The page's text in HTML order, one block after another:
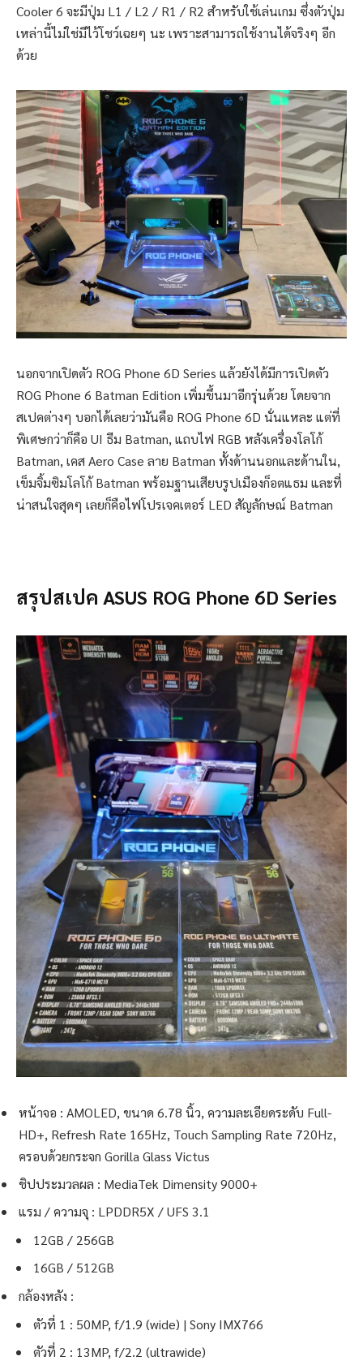
Cooler 6 จะมีปุ่ม L1 / L2 / R1 / R2 สำหรับใช้เล่นเกม ซึ่งตัวปุ่ม
เหล่านี้ไม่ใช่มีไว้โชว์เฉยๆ นะ เพราะสามารถใช้งานได้จริงๆ อีก
ด้วย
นอกจากเปิดตัว ROG Phone 6D Series แล้วยังได้มีการเปิดตัว
ROG Phone 6 Batman Edition เพิ่มขึ้นมาอีกรุ่นด้วย โดยจาก
สเปคต่างๆ บอกได้เลยว่ามันคือ ROG Phone 6D นั่นแหละ แต่ที่
พิเศษกว่าก็คือ UI ธีม Batman, แถบไฟ RGB หลังเครื่องโลโก้
Batman, เคส Aero Case ลาย Batman ทั้งด้านนอกและด้านใน,
เข็มจิ้มซิมโลโก้ Batman พร้อมฐานเสียบรูปเมืองก็อตแธม และที่
น่าสนใจสุดๆ เลยก็คือไฟโปรเจคเตอร์ LED สัญลักษณ์ Batman
สรุปสเปค ASUS ROG Phone 6D Series
หน้าจอ : AMOLED, ขนาด 6.78 นิ้ว, ความละเอียดระดับ Full-
HD+, Refresh Rate 165Hz, Touch Sampling Rate 720Hz,
ครอบด้วยกระจก Gorilla Glass Victus
ชิปประมวลผล : MediaTek Dimensity 9000+
แรม / ความจุ : LPDDR5X / UFS 3.1
12GB / 256GB
16GB / 512GB
กล้องหลัง :
ตัวที่ 1 : 50MP, f/1.9 (wide) | Sony IMX766
ตัวที่ 2 : 13MP, f/2.2 (ultrawide)